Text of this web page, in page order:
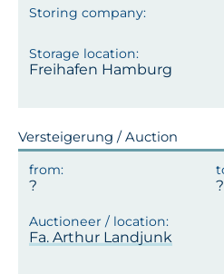
Freihafen Hamburg
Versteigerung / Auction
Fa. Arthur Landjunk